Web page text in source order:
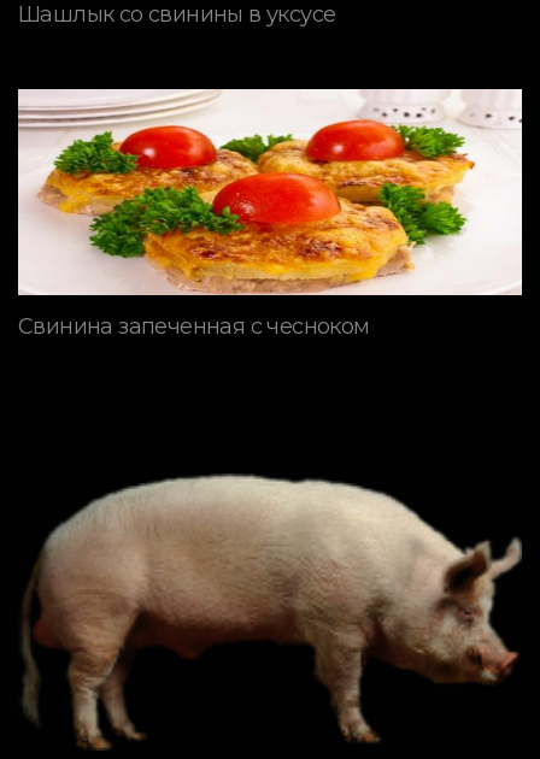
Шашлык со свинины в уксусе
Свинина запеченная с чесноком
ПОРОДЫ СВИНЕЙ
Типы свиней